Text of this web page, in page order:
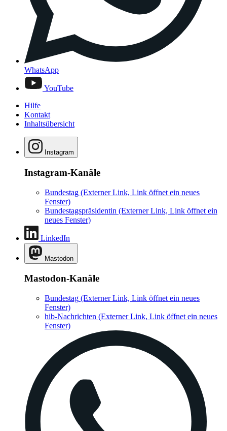
WhatsApp
YouTube
Hilfe
Kontakt
Inhaltsübersicht
Instagram
Instagram-Kanäle
Bundestag (Externer Link, Link öffnet ein neues
Fenster)
Bundestagspräsidentin (Externer Link, Link öffnet ein
neues Fenster)
LinkedIn
Mastodon
Mastodon-Kanäle
Bundestag (Externer Link, Link öffnet ein neues
Fenster)
hib-Nachrichten (Externer Link, Link öffnet ein neues
Fenster)